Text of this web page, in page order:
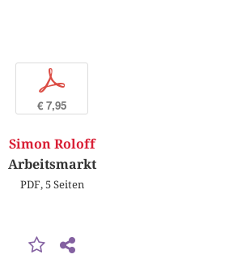
p
€ 7,95
Simon Roloff
Arbeitsmarkt
PDF, 5 Seiten